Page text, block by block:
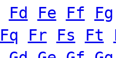
Fd Fe Ff
Fg
Fq
Fr Fs Ft